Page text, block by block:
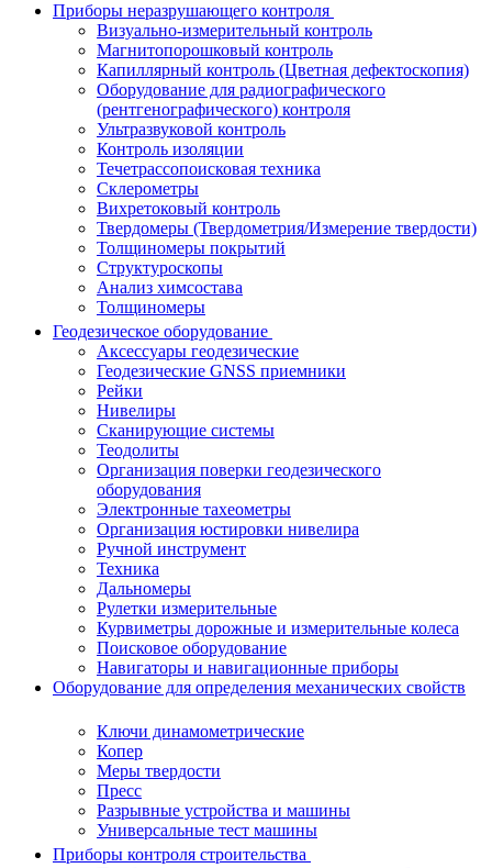
Приборы неразрушающего контроля
Визуально-измерительный контроль
Магнитопорошковый контроль
Капиллярный контроль (Цветная дефектоскопия)
Оборудование для радиографического
(рентгенографического) контроля
Ультразвуковой контроль
Контроль изоляции
Течетрассопоисковая техника
Склерометры
Вихретоковый контроль
Твердомеры (Твердометрия/Измерение твердости)
Толщиномеры покрытий
Структуроскопы
Анализ химсостава
Толщиномеры
Геодезическое оборудование
Аксессуары геодезические
Геодезические GNSS приемники
Рейки
Нивелиры
Сканирующие системы
Теодолиты
Организация поверки геодезического
оборудования
Электронные тахеометры
Организация юстировки нивелира
Ручной инструмент
Техника
Дальномеры
Рулетки измерительные
Курвиметры дорожные и измерительные колеса
Поисковое оборудование
Навигаторы и навигационные приборы
Оборудование для определения механических свойств
Ключи динамометрические
Копер
Меры твердости
Пресс
Разрывные устройства и машины
Универсальные тест машины
Приборы контроля строительства